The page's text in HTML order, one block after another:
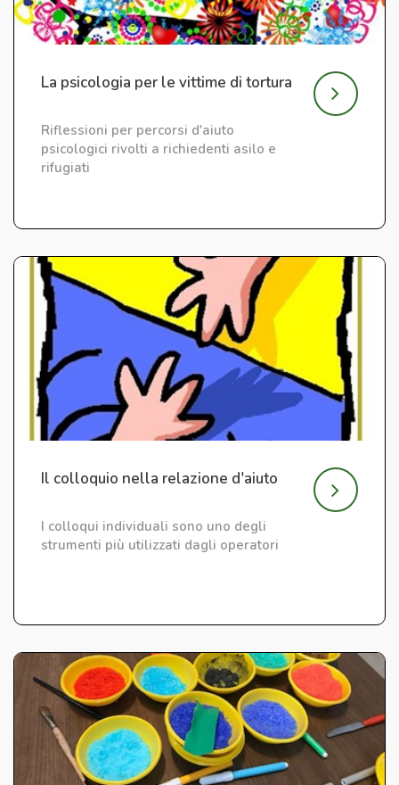
La psicologia per le vittime di tortura
Riflessioni per percorsi d'aiuto
psicologici rivolti a richiedenti asilo e
rifugiati
Il colloquio nella relazione d'aiuto
I colloqui individuali sono uno degli
strumenti più utilizzati dagli operatori